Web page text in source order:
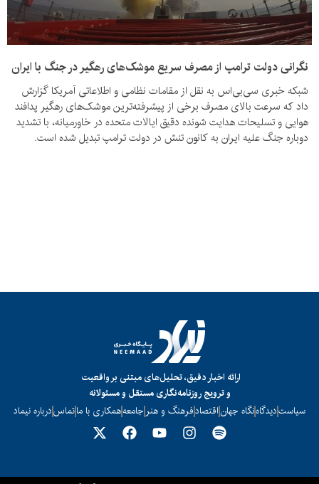
نگرانی دولت ترامپ از مصرف سریع موشک‌های رهگیر در جنگ با ایران
شبکه خبری سی‌بی‌اس به نقل از مقامات نظامی و اطلاعاتی آمریکا گزارش
داد که سرعت بالای مصرف برخی از پیشرفته‌ترین موشک‌های رهگیر پدافند
هوایی و تسلیحات هدایت شونده دقیق ایالات متحده در خاورمیانه، با تشدید
دوباره جنگ علیه ایران به کانون تنش در دولت ترامپ تبدیل شده است.
ارائه اخبار دقیق، تحلیل‌های مبتنی بر واقعیت
و ترویج روزنامه‌نگاری مستقل و مسئولانه
سیاستدیدگاهنگاه جهاناقتصادفرهنگ و هنر جامعههمکاری با ماتماسدرباره نیماد